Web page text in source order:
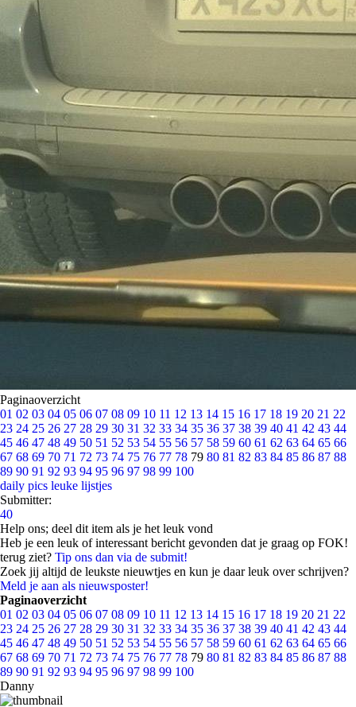
Paginaoverzicht
01 02 03 04 05 06 07 08 09 10 11 12 13 14 15 16 17 18 19 20 21 22
23 24 25 26 27 28 29 30 31 32 33 34 35 36 37 38 39 40 41 42 43 44
45 46 47 48 49 50 51 52 53 54 55 56 57 58 59 60 61 62 63 64 65 66
67 68 69 70 71 72 73 74 75 76 77 78 79 80 81 82 83 84 85 86 87 88
89 90 91 92 93 94 95 96 97 98 99 100
daily pics leuke lijstjes
Submitter:
40
Help ons; deel dit item als je het leuk vond
Heb je een leuk of interessant bericht gevonden dat je graag op FOK!
terug ziet? Tip ons dan via de submit!
Zoek jij altijd de leukste nieuwtjes en kun je daar leuk over schrijven?
Meld je aan als nieuwsposter!
Paginaoverzicht
01 02 03 04 05 06 07 08 09 10 11 12 13 14 15 16 17 18 19 20 21 22
23 24 25 26 27 28 29 30 31 32 33 34 35 36 37 38 39 40 41 42 43 44
45 46 47 48 49 50 51 52 53 54 55 56 57 58 59 60 61 62 63 64 65 66
67 68 69 70 71 72 73 74 75 76 77 78 79 80 81 82 83 84 85 86 87 88
89 90 91 92 93 94 95 96 97 98 99 100
Danny